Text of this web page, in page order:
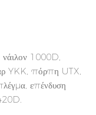
1000D,
YKK, πόρπη UTX,
επένδυση